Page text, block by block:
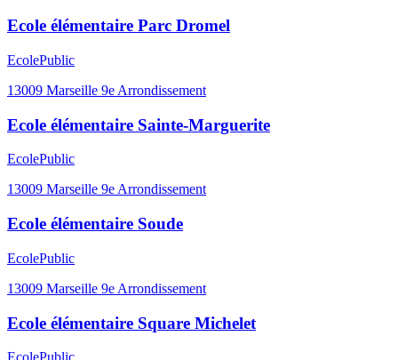
Ecole élémentaire Parc Dromel
EcolePublic
13009 Marseille 9e Arrondissement
Ecole élémentaire Sainte-Marguerite
EcolePublic
13009 Marseille 9e Arrondissement
Ecole élémentaire Soude
EcolePublic
13009 Marseille 9e Arrondissement
Ecole élémentaire Square Michelet